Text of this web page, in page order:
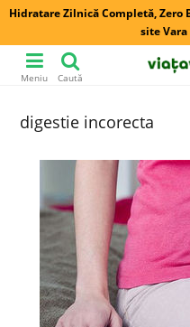
Hidratare Zilnică Completă, Zero
site
Meniu Caută
digestie incorecta